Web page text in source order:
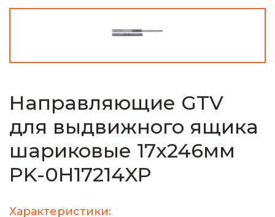
Направляющие GTV
для выдвижного ящика
шариковые 17х246мм
PK-0H17214XP
Характеристики: